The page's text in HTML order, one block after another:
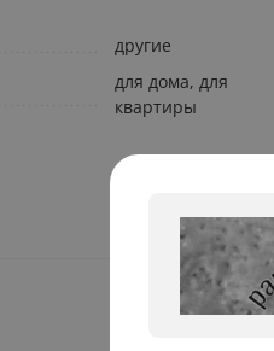
другие
для дома, для
квартиры